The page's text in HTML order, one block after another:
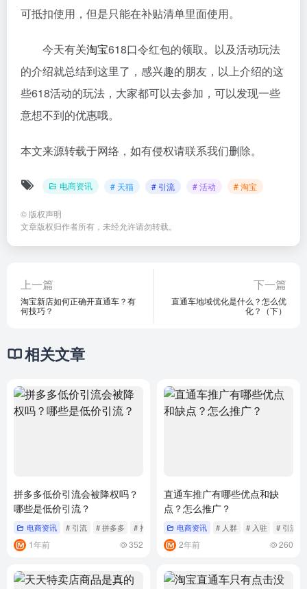
可抵扣使用，但是只能在补贴清单里面使用。
今天有关淘宝618口令红包的领取。以及活动玩法
的介绍就总结到这里了，感兴趣的朋友，以上介绍的这
些618活动的玩法，大家都可以去参加，可以发现一些
意想不到的优惠哦。
本文来源转载于网络，如有侵权请联系我们删除。
电商资讯 # 天猫 # 引流 # 活动 # 淘宝
© 版权声明
文章版权归作者所有，未经允许请勿转载。
上一篇
淘宝新店如何正确开直通车？有
何技巧？
下一篇
直通车地域优化是什么？怎么优
化？（下）
相关文章
拼多多低价引流会被降权吗？
哪些是低价引流？
电商资讯 # 引流 # 拼多多 # 推广
1年前 352
直通车推广有哪些优点和缺
点？怎么推广？
电商资讯 # 人群 # 入驻 # 引流
2年前 260